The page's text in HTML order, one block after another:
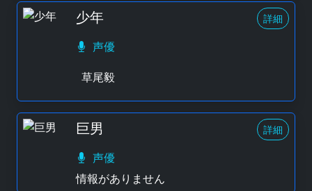
少年 詳細
声優
草尾毅
巨男 詳細
声優
情報がありません